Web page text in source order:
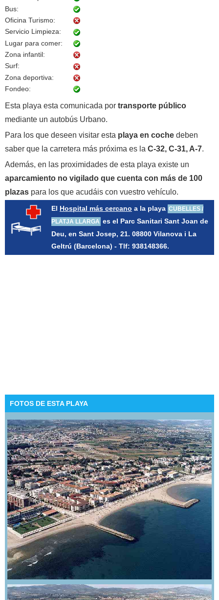
Bus:
Oficina Turismo:
Servicio Limpieza:
Lugar para comer:
Zona infantil:
Surf:
Zona deportiva:
Fondeo:
Esta playa esta comunicada por transporte público
mediante un autobús Urbano.
Para los que deseen visitar esta playa en coche deben
saber que la carretera más próxima es la C-32, C-31, A-7.
Además, en las proximidades de esta playa existe un
aparcamiento no vigilado que cuenta con más de 100
plazas para los que acudáis con vuestro vehículo.
El Hospital más cercano a la playa CUBELLES /
PLATJA LLARGA es el Parc Sanitari Sant Joan de
Deu, en Sant Josep, 21. 08800 Vilanova i La
Geltrú (Barcelona) - Tlf: 938148366.
FOTOS DE ESTA PLAYA